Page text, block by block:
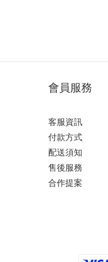
會員服務
客服資訊
付款方式
配送須知
售後服務
合作提案